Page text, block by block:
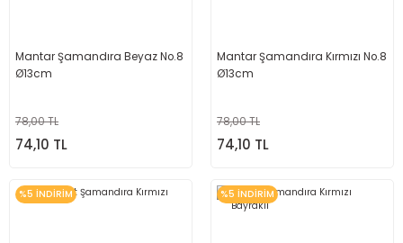
Mantar Şamandıra Beyaz No.8
Ø13cm
78,00 TL
74,10 TL
Mantar Şamandıra Kırmızı No.8
Ø13cm
78,00 TL
74,10 TL
%5 İNDİRİM %5 İNDİRİM